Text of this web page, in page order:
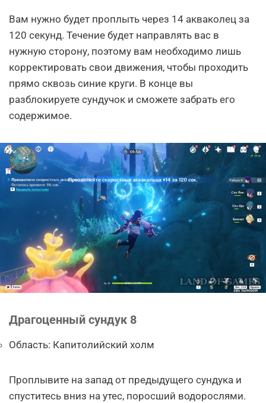
Вам нужно будет проплыть через 14 акваколец за
120 секунд. Течение будет направлять вас в
нужную сторону, поэтому вам необходимо лишь
корректировать свои движения, чтобы проходить
прямо сквозь синие круги. В конце вы
разблокируете сундучок и сможете забрать его
содержимое.
Драгоценный сундук 8
Область: Капитолийский холм
Проплывите на запад от предыдущего сундука и
спуститесь вниз на утес, поросший водорослями.